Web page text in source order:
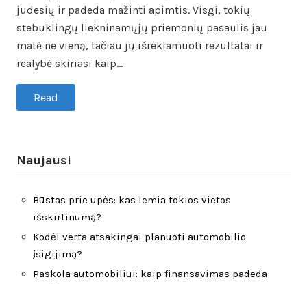
judesių ir padeda mažinti apimtis. Visgi, tokių
stebuklingų liekninamųjų priemonių pasaulis jau
matė ne vieną, tačiau jų išreklamuoti rezultatai ir
realybė skiriasi kaip…
Read
Naujausi
Būstas prie upės: kas lemia tokios vietos
išskirtinumą?
Kodėl verta atsakingai planuoti automobilio
įsigijimą?
Paskola automobiliui: kaip finansavimas padeda